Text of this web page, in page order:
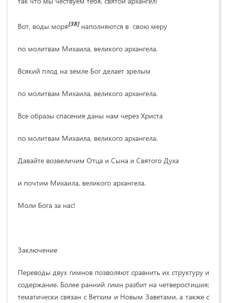
Вот, воды моря[38]наполняются в свою меру
по молитвам Михаила, великого архангела.
Всякий плод на земле Бог делает зрелым
по молитвам Михаила, великого архангела.
Все образы спасения даны нам через Христа
по молитвам Михаила, великого архангела.
Давайте возвеличим Отца и Сына и Святого Духа
и почтим Михаила, великого архангела.
Моли Бога за нас!
Заключение
Переводы двух гимнов позволяют сравнить их структуру и
содержание. Более ранний гимн разбит на четверостишия;
тематически связан с Ветхим и Новым Заветами, а также с